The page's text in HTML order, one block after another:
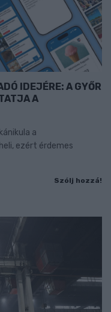
IDEJÉRE: A GYŐR
A
a
ezért érdemes
Szólj hozzá!